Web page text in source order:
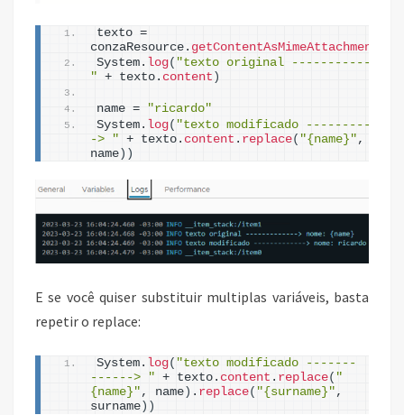
texto =
conzaResource. getContentAsMimeAttachment
System. log( "texto original ------------->
" + texto. content )
name =
"ricardo"
System. log( "texto modificado ------------
-> " + texto. content . replace( "{name}" ,
name) )
E se você quiser substituir multiplas variáveis, basta
repetir o replace:
System. log( "texto modificado -------
------> " + texto. content . replace( "
{name}" , name ) . replace( "{surname}" ,
surname ) )